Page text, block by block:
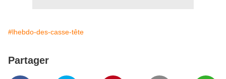
#lhebdo-des-casse-tête
Partager